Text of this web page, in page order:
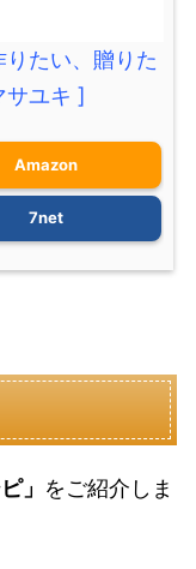
たい、贈りた
サユキ ]
Amazon
7net
」 をご紹介しま